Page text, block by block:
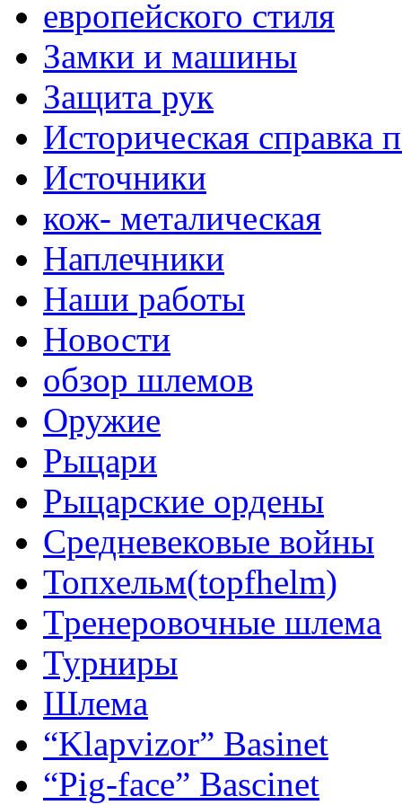
европейского стиля
Замки и машины
Защита рук
Историческая справка
Источники
кож- металическая
Наплечники
Наши работы
Новости
обзор шлемов
Оружие
Рыцари
Рыцарские ордены
Средневековые войны
Топхельм(topfhelm)
Тренеровочные шлема
Турниры
Шлема
“Klapvizor” Basinet
“Pig-face” Bascinet